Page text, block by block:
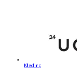
Kleding